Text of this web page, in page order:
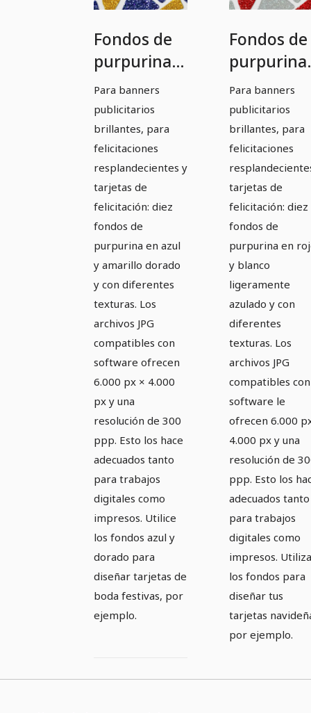
Fondos de
purpurina
en azul y
amarillo
dorado
Para banners
publicitarios
brillantes, para
felicitaciones
resplandecientes y
tarjetas de
felicitación: diez
fondos de
purpurina en azul
y amarillo dorado
y con diferentes
texturas. Los
archivos JPG
compatibles con
software ofrecen
6.000 px × 4.000
px y una
resolución de 300
ppp. Esto los hace
adecuados tanto
para trabajos
digitales como
impresos. Utilice
los fondos azul y
dorado para
diseñar tarjetas de
boda festivas, por
ejemplo.
Fondos de
purpurina
en rojo y
blanco
azulado
Para banners
publicitarios
brillantes, para
felicitaciones
tarjetas de
felicitación: diez
fondos de
purpurina en
y blanco
ligeramente
azulado y con
diferentes
texturas. Los
archivos JPG
compatibles con
software le
ofrecen 6.000
4.000 px y una
resolución de
ppp. Esto los
adecuados tanto
para trabajos
digitales como
impresos. Utiliza
los fondos para
diseñar tus
tarjetas
por ejemplo.